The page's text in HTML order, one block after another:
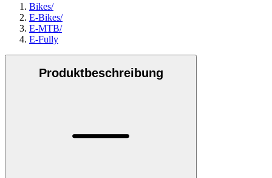
Bikes/
E-Bikes/
E-MTB/
E-Fully
Produktbeschreibung